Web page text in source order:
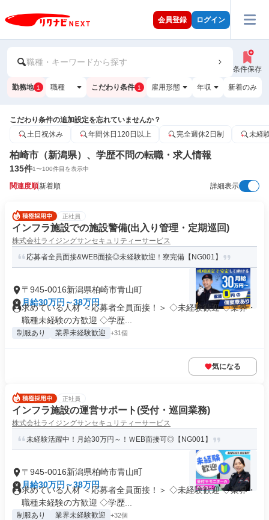
会員登録 ログイン
職種・キーワードから探す
条件保存
勤務地 1 職種 こだわり条件 1 雇用形態 年収 新着のみ
こだわり条件の追加設定を忘れていませんか？
土日祝休み
年間休日120日以上 完全週休2日制 未経
柏崎市（新潟県）、学歴不問の転職・求人情報
135件1〜100件目を表示中
関連度順新着順 詳細表示
正社員
インフラ施設での施設警備(出入り管理・定期巡回)
株式会社ライジングサンセキュリティーサービス
応募者全員面接&WEB面接◎未経験歓迎！寮完備【NG001】
〒945-0016新潟県柏崎市青山町
月給30万円～38万円
求めている人材 ＜応募者全員面接！＞ ◇未経験歓迎 ◇業界・
職種未経験の方歓迎 ◇学歴...
制服あり 業界未経験歓迎 +31個
気になる
正社員
インフラ施設の運営サポート(受付・巡回業務)
株式会社ライジングサンセキュリティーサービス
未経験活躍中！月給30万円～！ＷEB面接可◎【NG001】
〒945-0016新潟県柏崎市青山町
月給30万円～38万円
求めている人材 ＜応募者全員面接！＞ ◇未経験歓迎 ◇業界・
職種未経験の方歓迎 ◇学歴...
制服あり 業界未経験歓迎 +32個